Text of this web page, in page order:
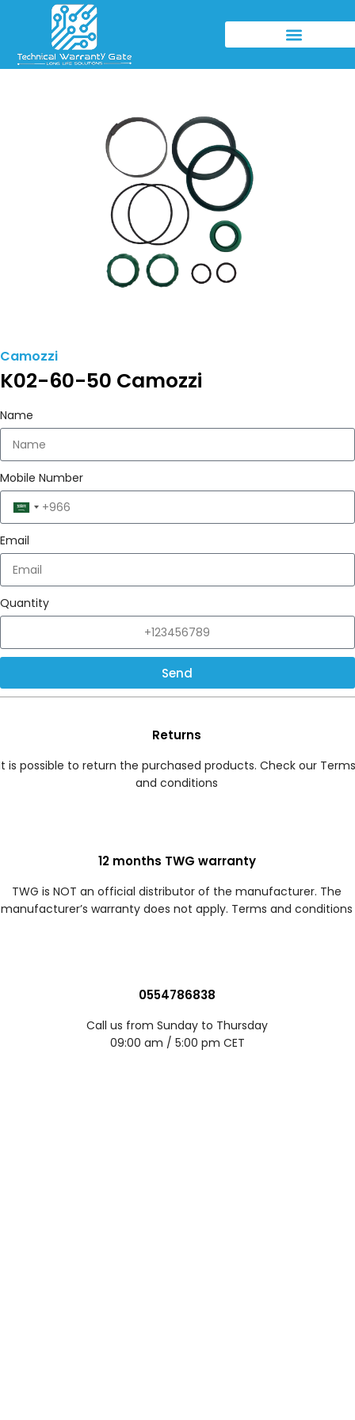
Camozzi
K02-60-50 Camozzi
Name
Mobile Number
Saudi
+966
Email
Quantity
Send
Returns
is possible to return the purchased products. Check our Terms
and conditions
12 months TWG warranty
TWG is NOT an official distributor of the manufacturer. The
manufacturer’s warranty does not apply. Terms and conditions
0554786838
Call us from Sunday to Thursday
09:00 am / 5:00 pm CET